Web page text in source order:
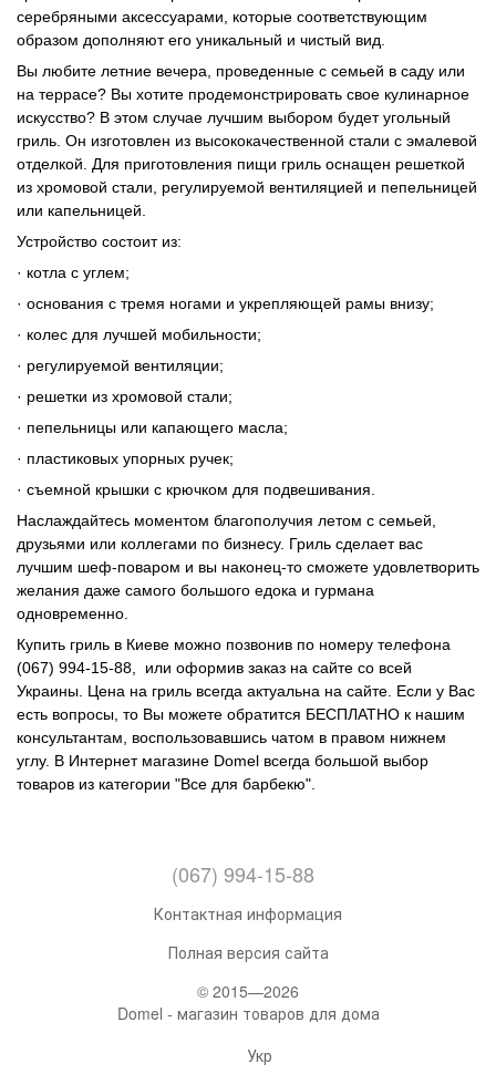
серебряными аксессуарами, которые соответствующим
образом дополняют его уникальный и чистый вид.
Вы любите летние вечера, проведенные с семьей в саду или
на террасе? Вы хотите продемонстрировать свое кулинарное
искусство? В этом случае лучшим выбором будет угольный
гриль. Он изготовлен из высококачественной стали с эмалевой
отделкой. Для приготовления пищи гриль оснащен решеткой
из хромовой стали, регулируемой вентиляцией и пепельницей
или капельницей.
Устройство состоит из:
· котла с углем;
· основания с тремя ногами и укрепляющей рамы внизу;
· колес для лучшей мобильности;
· регулируемой вентиляции;
· решетки из хромовой стали;
· пепельницы или капающего масла;
· пластиковых упорных ручек;
· съемной крышки с крючком для подвешивания.
Наслаждайтесь моментом благополучия летом с семьей,
друзьями или коллегами по бизнесу. Гриль сделает вас
лучшим шеф-поваром и вы наконец-то сможете удовлетворить
желания даже самого большого едока и гурмана
одновременно.
Купить гриль в Киеве можно позвонив по номеру телефона
(067) 994-15-88, или оформив заказ на сайте со всей
Украины. Цена на гриль всегда актуальна на сайте. Если у Вас
есть вопросы, то Вы можете обратится БЕСПЛАТНО к нашим
консультантам, воспользовавшись чатом в правом нижнем
углу. В Интернет магазине Domel всегда большой выбор
товаров из категории "Все для барбекю".
(067) 994-15-88
Контактная информация
Полная версия сайта
© 2015—2026
Domel - магазин товаров для дома
Укр